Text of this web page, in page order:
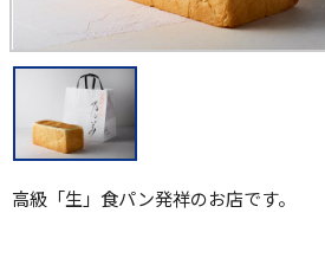
高級「生」食パン発祥のお店です。